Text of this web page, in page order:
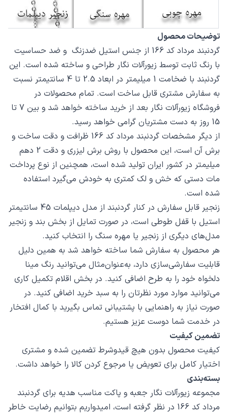
توضیحات محصول
گردنبند مرداد کد 166 از جنس استیل ضدزنگ و ضد حساسیت
با رنگ ثابت توسط زیورآلات نگار طراحی و ساخته شده است. این
گردنبند با ضخامت 1 میلیمتر در ابعاد 2.5 تا 4 سانتیمتر نسبت
به سفارش مشتری قابل ساخت است. تمام محصولات در
فروشگاه زیورآلات نگار بعد از خرید ساخته خواهد شد و بین 7 تا
15 روز به دست مشتریان گرامی خواهد رسید.
از دیگر مشخصات گردنبند مرداد کد 166 ظرافت و دقت ساخت و
برش آن است، این محصول با روش برش لیزری و دقت 2 دهم
میلیمتر در کشور ایران تولید شده است، همچنین از نوع پرداخت
مات دستی که خش و لک کمتری به خودش می‌گیرد استفاده
شده است.
زنجیر قابل سفارش در کنار گردنبند از مدل دیپلمات 45 سانتیمتر
استیل با قفل طوطی است، در صورت تمایل از بخش بند و زنجیر
مدل‌های دیگری از زنجیر یا مهره سنگ را انتخاب کنید.
هر محصول به سفارش شما ساخته خواهد شد به همین دلیل
قابلیت سفارشی‌سازی دارد، به‌عنوان‌مثال می‌توانید رنگ مینا
دلخواه خود را به طرح اضافی کنید. در بخش اقلام تکمیل کاری
می‌توانید موارد مورد نظرتان را به سبد خرید اضافی کنید. در
صورت نیاز به راهنمایی با پشتیبانی تماس بگیرید با کمال افتخار
در خدمت شما دوست عزیز هستیم.
تضمین کیفیت
کیفیت محصول بدون هیچ قیدوشرط تضمین شده و مشتری
اختیار کامل برای تعویض یا مرجوع کردن کالا را خواهد داشت.
بسته‌بندی
مجموعه زیورآلات نگار جعبه و پاکت مناسب هدیه برای گردنبند
مرداد کد 166 در نظر گرفته است، امیدواریم بتوانیم رضایت خاطر